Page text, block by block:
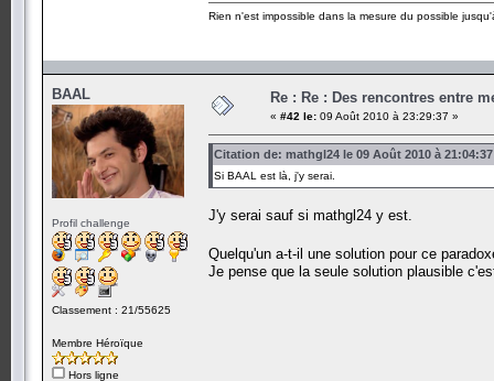
Rien n'est impossible dans la mesure du possible
BAAL
Profil challenge
Classement : 21/55625
Membre Héroïque
Hors ligne
Re : Re : Des rencontres entre
« #42 le: 09 Août 2010 à 23:29:37 »
Citation de: mathgl24 le 09 Août 2010 à 21:04:37
Si BAAL est là, j'y serai.
J'y serai sauf si mathgl24 y est.
Quelqu'un a-t-il une solution pour ce
Je pense que la seule solution plausible